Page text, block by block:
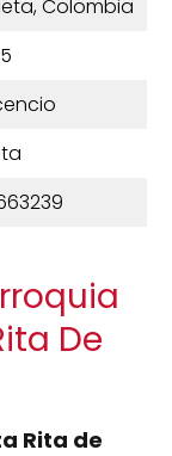
Colombia
De
Rita de